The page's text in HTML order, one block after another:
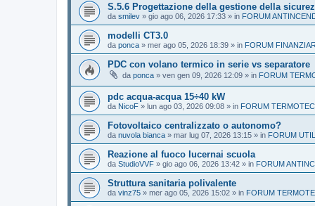
S.5.6 Progettazione della gestione della
da smilev » gio ago 06, 2026 17:33 » in FORUM
modelli CT3.0
da ponca » mer ago 05, 2026 18:39 » in FORUM
PDC con volano termico in serie vs separatore
da ponca » ven gen 09, 2026 12:09 » in FORUM
pdc acqua-acqua 15÷40 kW
da NicoF » lun ago 03, 2026 09:08 » in FORUM
Fotovoltaico centralizzato o autonomo?
da nuvola bianca » mar lug 07, 2026 13:15 » in FORUM
Reazione al fuoco lucernai scuola
da StudioVVF » gio ago 06, 2026 13:42 » in FORUM
Struttura sanitaria polivalente
da vinz75 » mer ago 05, 2026 15:02 » in FORUM